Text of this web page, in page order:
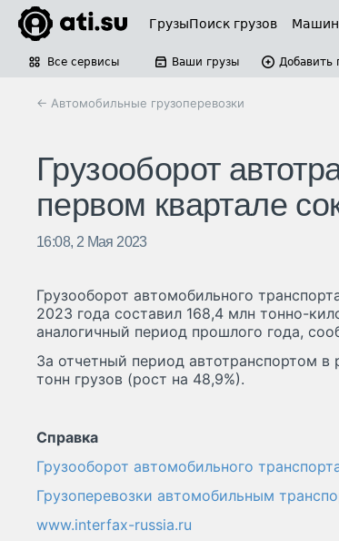
ГрузыПоиск грузов
Все сервисы Ваши грузы Добавить
← Автомобильные грузоперевозки
Грузооборот
первом квартале
16:08, 2 Мая 2023
Грузооборот автомобильного
2023 года составил 168,4 млн тонно-
аналогичный период прошлого года,
За отчетный период автотранспортом в
тонн грузов (рост на 48,9%).
Справка
Грузооборот автомобильного
Грузоперевозки автомобильным
www.interfax-russia.ru